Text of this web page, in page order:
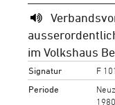
im Volkshaus
Signatur
F
Periode
1980